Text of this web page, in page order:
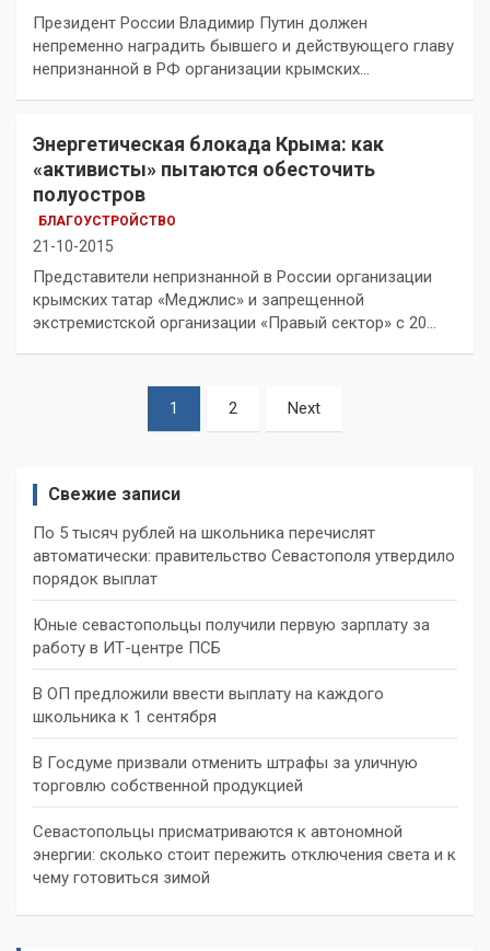
Президент России Владимир Путин должен
непременно наградить бывшего и действующего главу
непризнанной в РФ организации крымских…
Энергетическая блокада Крыма: как
«активисты» пытаются обесточить
полуостров
БЛАГОУСТРОЙСТВО
21-10-2015
Представители непризнанной в России организации
крымских татар «Меджлис» и запрещенной
экстремистской организации «Правый сектор» с 20…
1 2 Next
Свежие записи
По 5 тысяч рублей на школьника перечислят
автоматически: правительство Севастополя утвердило
порядок выплат
Юные севастопольцы получили первую зарплату за
работу в ИТ-центре ПСБ
В ОП предложили ввести выплату на каждого
школьника к 1 сентября
В Госдуме призвали отменить штрафы за уличную
торговлю собственной продукцией
Севастопольцы присматриваются к автономной
энергии: сколько стоит пережить отключения света и к
чему готовиться зимой